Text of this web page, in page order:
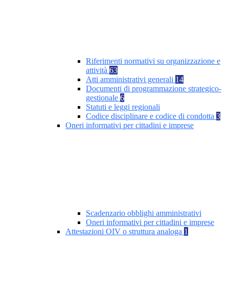
Riferimenti normativi su organizzazione e
attività 63
Atti amministrativi generali 14
Documenti di programmazione strategico-
gestionale 6
Statuti e leggi regionali
Codice disciplinare e codice di condotta 3
Oneri informativi per cittadini e imprese
Scadenzario obblighi amministrativi
Oneri informativi per cittadini e imprese
Attestazioni OIV o struttura analoga 1